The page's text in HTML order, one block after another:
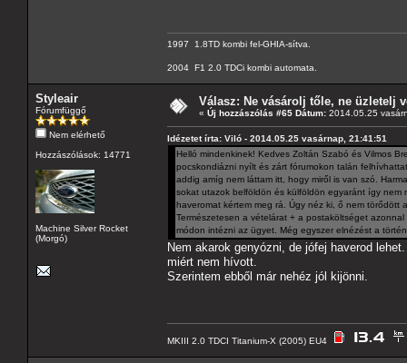
1997 1.8TD kombi fel-GHIA-sítva.
2004 F1 2.0 TDCi kombi automata.
Styleair
Fórumfüggő
Nem elérhető
Hozzászólások: 14771
Machine Silver Rocket
(Morgó)
Válasz: Ne vásárolj tőle, ne üzletelj
« Új hozzászólás #65 Dátum: 2014.05.25
Idézetet írta: Viló - 2014.05.25 vasárnap, 21:41:51
Helló mindenkinek! Kedves Zoltán Szabó és Vilmos
pocskondiázni nyílt és zárt fórumokon talán
addig amíg nem láttam itt, hogy miről is van szó.
sokat utazok belföldön és külföldön egyaránt így
haveromat kértem meg rá. Úgy néz ki, ő nem törődött
Természetesen a vételárat + a postaköltséget
módon intézni az ügyet. Még egyszer elnézést a
Nem akarok genyózni, de jófej haverod
miért nem hívott.
Szerintem ebből már nehéz jól kijönni.
MKIII 2.0 TDCI Titanium-X (2005) EU4